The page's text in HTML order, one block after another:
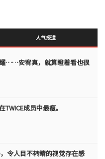
人气报道
……安宥真，就算瞪着看也很
成员中最瘦。
，令人目不转睛的视觉存在感